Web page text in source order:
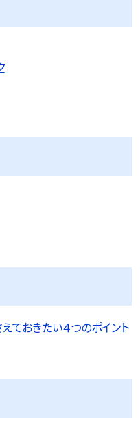
ておきたい４つのポイント